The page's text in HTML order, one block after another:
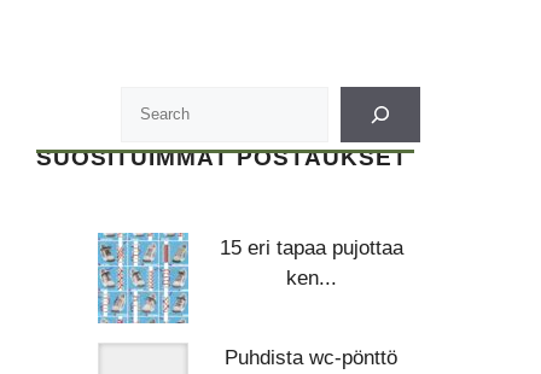
SUOSITUIMMAT POSTAUKSET
15 eri tapaa pujottaa
ken...
Puhdista wc-pönttö